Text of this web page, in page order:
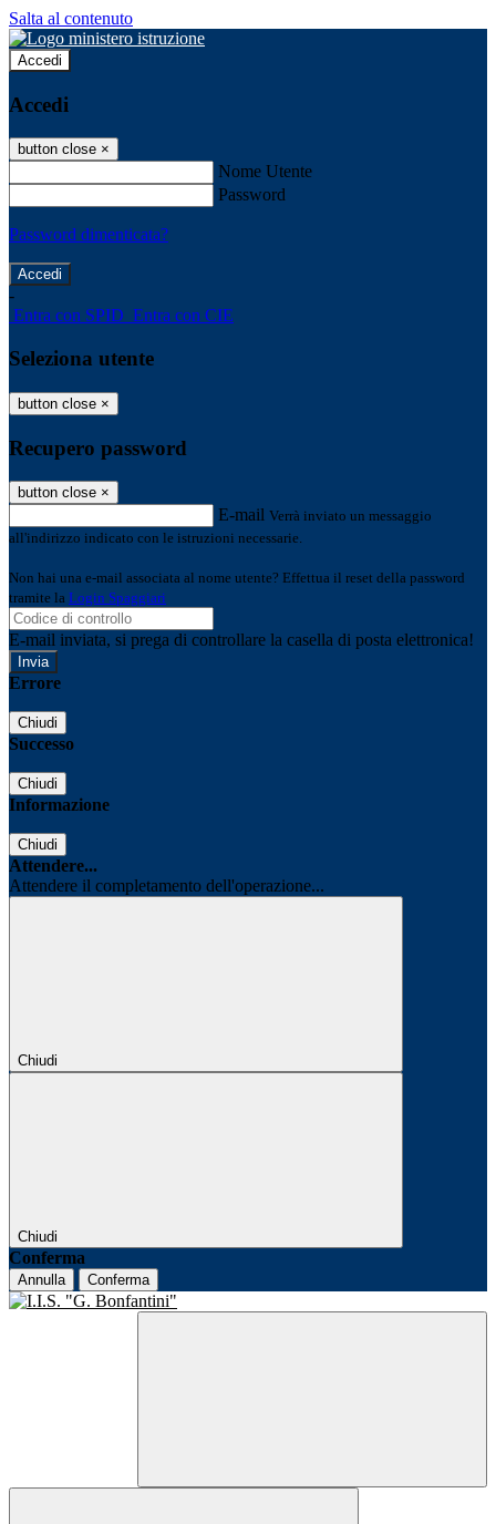
Salta al contenuto
Accedi
Accedi
button close ×
Nome Utente
Password
Password dimenticata?
-
Entra con SPID Entra con CIE
Seleziona utente
button close ×
Recupero password
button close ×
E-mail Verrà inviato un messaggio
all'indirizzo indicato con le istruzioni necessarie.
Non hai una e-mail associata al nome utente? Effettua il reset della password
tramite la Login Spaggiari
E-mail inviata, si prega di controllare la casella di posta elettronica!
Errore
Chiudi
Successo
Chiudi
Informazione
Chiudi
Attendere...
Attendere il completamento dell'operazione...
Chiudi
Chiudi
Conferma
Annulla Conferma